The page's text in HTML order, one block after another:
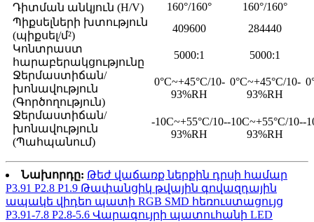
Դիտման անկյուն (H/V)
160°/160°
160°/160°
Պիքսելների խտություն
(պիքսել/մ²)
409600
284440
Կոնտրաստ
հարաբերակցությունը
5000:1
5000:1
Ջերմաստիճան/
խոնավություն
(Գործողություն)
0°C~+45°C/10-
93%RH
0°C~+45°C/10-
93%RH
Ջերմաստիճան/
խոնավություն
(Պահպանում)
-10C~+55°C/10-
93%RH
-10C~+55°C/10-
93%RH
-
Նախորդը: Թեժ վաճառք ներքին դրսի համար
P3.91 P2.8 P1.9 Թափանցիկ թվային գովազդային
ապակե վիդեո պատի RGB SMD հեռուստացույց
P3.91-7.8 P2.8-5.6 Վարագույրի պատուհանի LED